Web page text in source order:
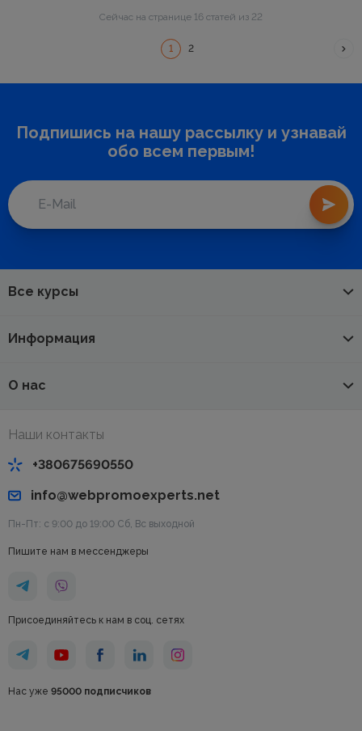
Сейчас на странице 16 статей из 22
1 2
Подпишись на нашу рассылку и узнавай
обо всем первым!
Все курсы
Информация
О нас
Наши контакты
+380675690550
info@webpromoexperts.net
Пн-Пт: с 9:00 до 19:00 Cб, Вс выходной
Пишите нам в мессенджеры
Присоединяйтесь к нам в соц. сетях
Нас уже 95000 подписчиков